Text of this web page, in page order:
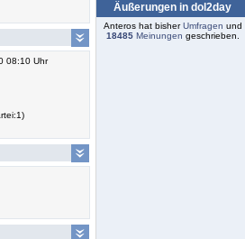
08:10 Uhr
Äußerungen in dol2day
Anteros hat bisherUmfragen und
18485Meinungen geschrieben.